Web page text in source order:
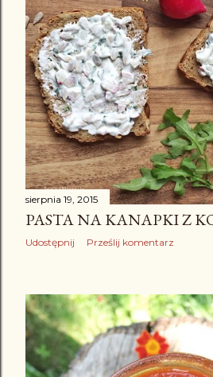
sierpnia 19, 2015
PASTA NA KANAPKI Z
Udostępnij Prześlij komentarz